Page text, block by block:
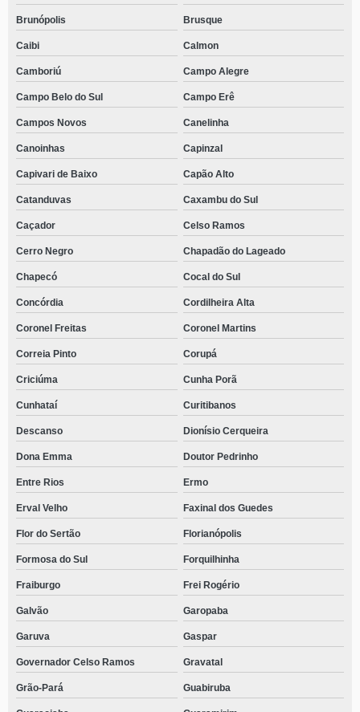
Brunópolis Brusque
Caibi Calmon
Camboriú Campo Alegre
Campo Belo do Sul Campo Erê
Campos Novos Canelinha
Canoinhas Capinzal
Capivari de Baixo Capão Alto
Catanduvas Caxambu do Sul
Caçador Celso Ramos
Cerro Negro Chapadão do Lageado
Chapecó Cocal do Sul
Concórdia Cordilheira Alta
Coronel Freitas Coronel Martins
Correia Pinto Corupá
Criciúma Cunha Porã
Cunhataí Curitibanos
Descanso Dionísio Cerqueira
Dona Emma Doutor Pedrinho
Entre Rios Ermo
Erval Velho Faxinal dos Guedes
Flor do Sertão Florianópolis
Formosa do Sul Forquilhinha
Fraiburgo Frei Rogério
Galvão Garopaba
Garuva Gaspar
Governador Celso Ramos Gravatal
Grão-Pará Guabiruba